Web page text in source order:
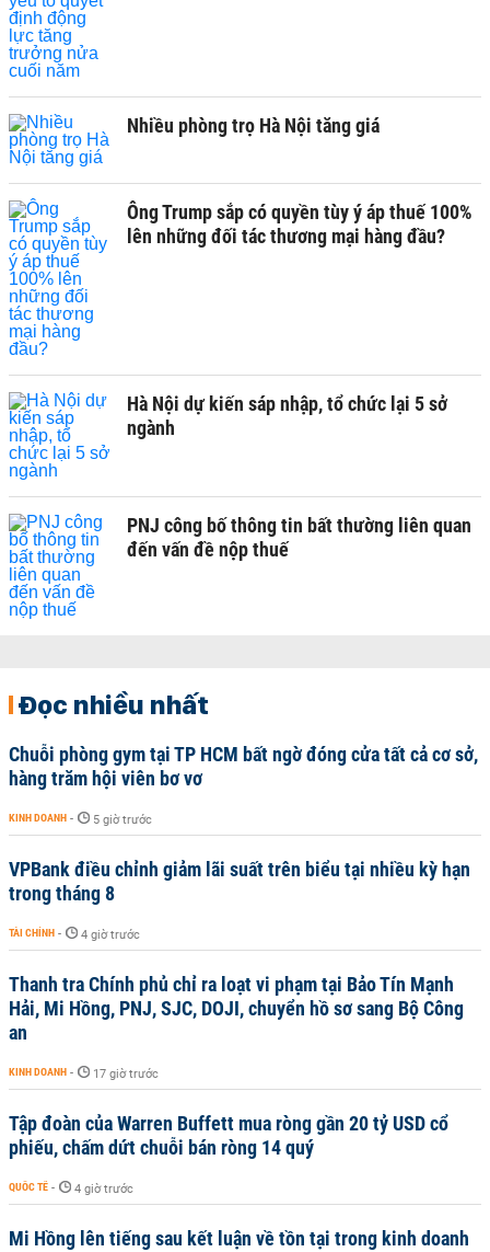
Nhiều phòng trọ Hà Nội tăng giá
Ông Trump sắp có quyền tùy ý áp thuế 100%
lên những đối tác thương mại hàng đầu?
Hà Nội dự kiến sáp nhập, tổ chức lại 5 sở
ngành
PNJ công bố thông tin bất thường liên quan
đến vấn đề nộp thuế
Đọc nhiều nhất
Chuỗi phòng gym tại TP HCM bất ngờ đóng cửa tất cả cơ sở,
hàng trăm hội viên bơ vơ
KINH DOANH - 5 giờ trước
VPBank điều chỉnh giảm lãi suất trên biểu tại nhiều kỳ hạn
trong tháng 8
TÀI CHÍNH - 4 giờ trước
Thanh tra Chính phủ chỉ ra loạt vi phạm tại Bảo Tín Mạnh
Hải, Mi Hồng, PNJ, SJC, DOJI, chuyển hồ sơ sang Bộ Công
an
KINH DOANH - 17 giờ trước
Tập đoàn của Warren Buffett mua ròng gần 20 tỷ USD cổ
phiếu, chấm dứt chuỗi bán ròng 14 quý
QUỐC TẾ - 4 giờ trước
Mi Hồng lên tiếng sau kết luận về tồn tại trong kinh doanh